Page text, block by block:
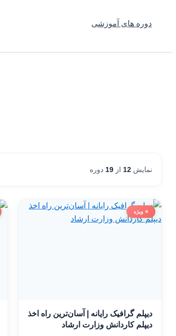
دوره های آموزشی
نمایش 12 از 19 دوره
⭐ ویژه
دیپلم گرافیک رایانه | آسان‌ترین راه اخذ
دیپلم کاردانش وزارت ارشاد